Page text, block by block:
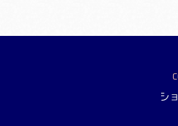
シ